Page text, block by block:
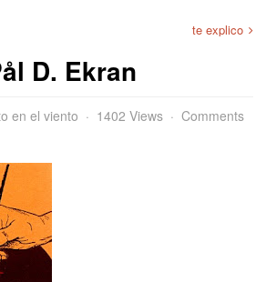
te explico
D. Ekran
en el viento 1402 Views
Comments